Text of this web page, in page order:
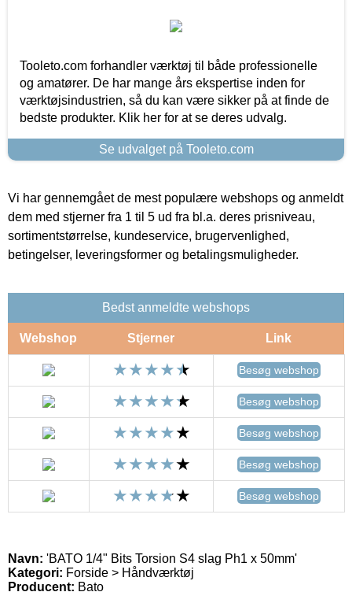
Tooleto.com forhandler værktøj til både professionelle
og amatører. De har mange års ekspertise inden for
værktøjsindustrien, så du kan være sikker på at finde de
bedste produkter. Klik her for at se deres udvalg.
Se udvalget på Tooleto.com
Vi har gennemgået de mest populære webshops og anmeldt
dem med stjerner fra 1 til 5 ud fra bl.a. deres prisniveau,
sortimentstørrelse, kundeservice, brugervenlighed,
betingelser, leveringsformer og betalingsmuligheder.
Bedst anmeldte webshops
Webshop Stjerner Link
Besøg webshop
Besøg webshop
Besøg webshop
Besøg webshop
Besøg webshop
Navn: 'BATO 1/4" Bits Torsion S4 slag Ph1 x 50mm'
Kategori: Forside > Håndværktøj
Producent: Bato